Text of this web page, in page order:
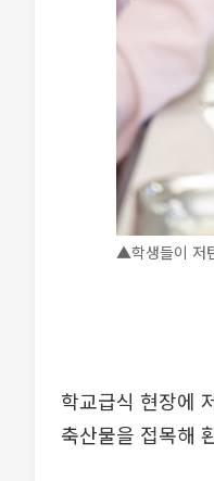
▲학생들이 저
학교급식 현장에
축산물을 접목해